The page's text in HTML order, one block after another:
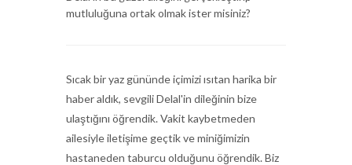
mutluluğuna ortak olmak ister misiniz?
Sıcak bir yaz gününde içimizi ısıtan harika bir
haber aldık, sevgili Delal'in dileğinin bize
ulaştığını öğrendik. Vakit kaybetmeden
ailesiyle iletişime geçtik ve miniğimizin
hastaneden taburcu olduğunu öğrendik. Biz